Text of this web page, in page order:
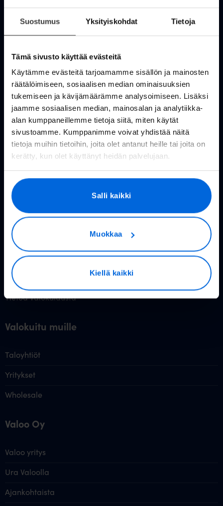
Suostumus Yksityiskohdat Tietoja
Tämä sivusto käyttää evästeitä
Käytämme evästeitä tarjoamamme sisällön ja mainosten
räätälöimiseen, sosiaalisen median ominaisuuksien
tukemiseen ja kävijämäärämme analysoimiseen. Lisäksi
jaamme sosiaalisen median, mainosalan ja analytiikka-
alan kumppaneillemme tietoja siitä, miten käytät
sivustoamme. Kumppanimme voivat yhdistää näitä
tietoja muihin tietoihin, joita olet antanut heille tai joita on
kerätty, kun olet käyttänyt heidän palvelujaan.
Salli kaikki
Muokkaa
Kiellä kaikki
Asiakastuki
Asiakaspalvelu
Tukisivusto
Huolto- ja häiriötiedotteet
Valoo kokemuksia
In English
Valokuitu kuluttajille
Rakennettavat alueet
Valokuitu kotiin
Reitittimet
Valoo TV
Hinnasto
Tietoa valokuidusta
Valokuitu muille
Taloyhtiöt
Yritykset
Wholesale
Valoo Oy
Valoo yritys
Ura Valoolla
Ajankohtaista